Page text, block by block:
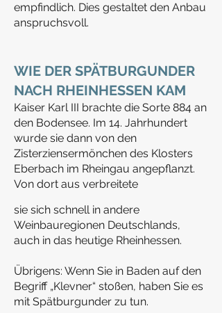
empfindlich. Dies gestaltet den Anbau
anspruchsvoll.
WIE DER SPÄTBURGUNDER
NACH RHEINHESSEN KAM
Kaiser Karl III brachte die Sorte 884 an
den Bodensee. Im 14. Jahrhundert
wurde sie dann von den
Zisterziensermönchen des Klosters
Eberbach im Rheingau angepflanzt.
Von dort aus verbreitete
sie sich schnell in andere
Weinbauregionen Deutschlands,
auch in das heutige Rheinhessen.
Übrigens: Wenn Sie in Baden auf den
Begriff „Klevner“ stoßen, haben Sie es
mit Spätburgunder zu tun.